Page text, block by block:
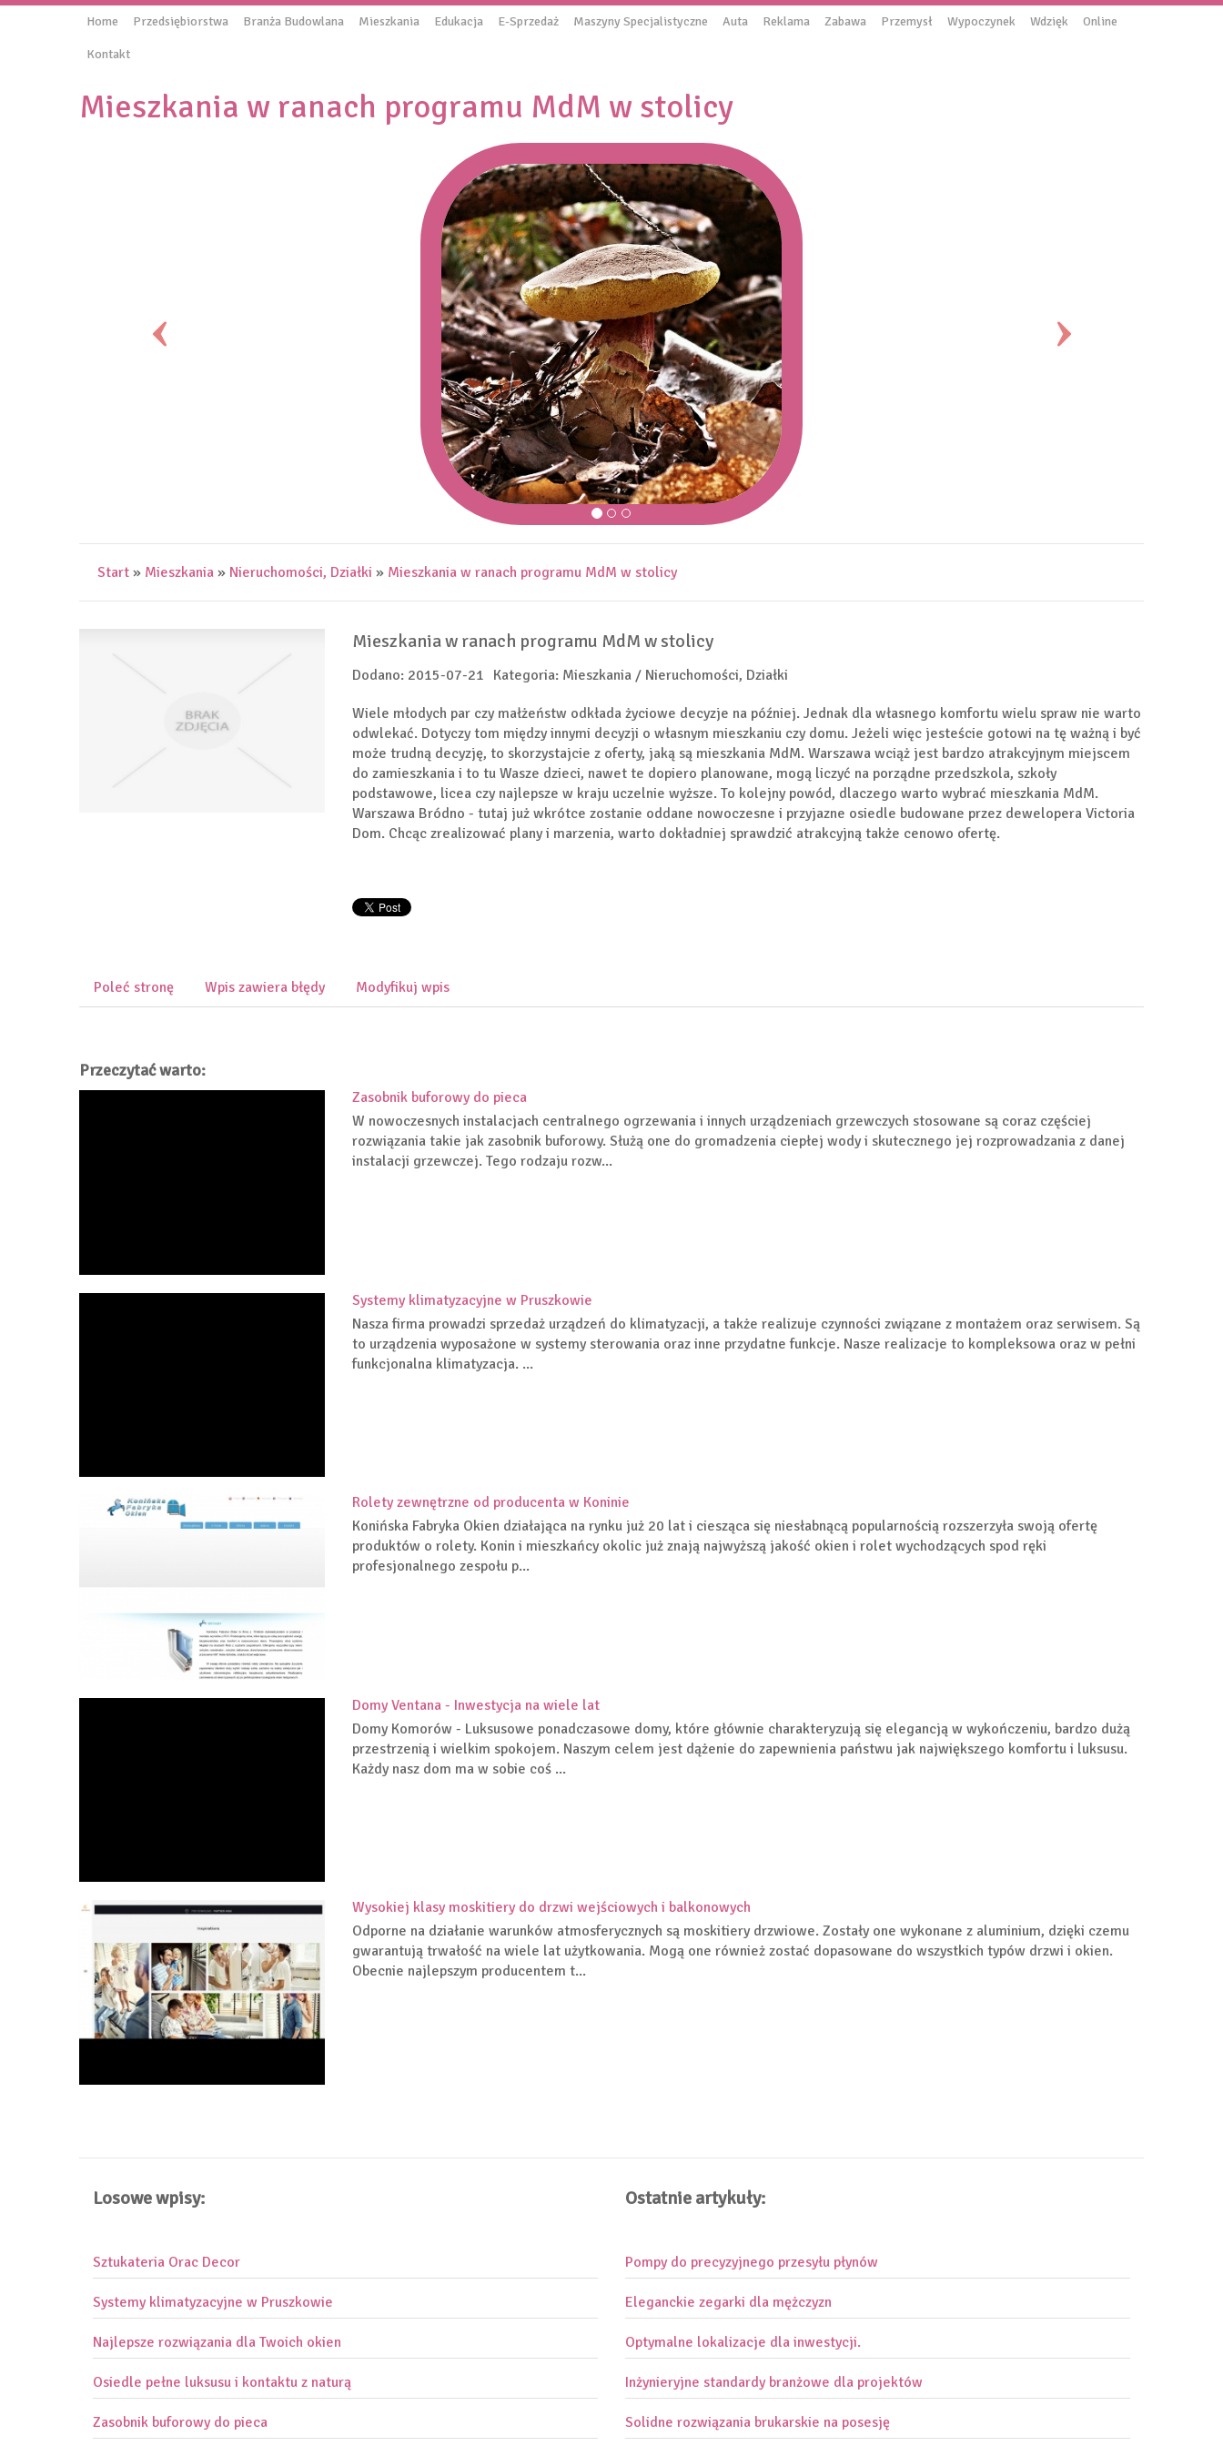
Home Przedsiębiorstwa Branża Budowlana Mieszkania Edukacja E-Sprzedaż Maszyny Specjalistyczne Auta Reklama Zabawa Przemysł Wypoczynek Wdzięk Online
Kontakt
Mieszkania w ranach programu MdM w stolicy
Start » Mieszkania » Nieruchomości, Działki » Mieszkania w ranach programu MdM w stolicy
Mieszkania w ranach programu MdM w stolicy
Dodano: 2015-07-21 Kategoria: Mieszkania / Nieruchomości, Działki
Wiele młodych par czy małżeństw odkłada życiowe decyzje na później. Jednak dla własnego komfortu wielu spraw nie warto
odwlekać. Dotyczy tom między innymi decyzji o własnym mieszkaniu czy domu. Jeżeli więc jesteście gotowi na tę ważną i być
może trudną decyzję, to skorzystajcie z oferty, jaką są mieszkania MdM. Warszawa wciąż jest bardzo atrakcyjnym miejscem
do zamieszkania i to tu Wasze dzieci, nawet te dopiero planowane, mogą liczyć na porządne przedszkola, szkoły
podstawowe, licea czy najlepsze w kraju uczelnie wyższe. To kolejny powód, dlaczego warto wybrać mieszkania MdM.
Warszawa Bródno - tutaj już wkrótce zostanie oddane nowoczesne i przyjazne osiedle budowane przez dewelopera Victoria
Dom. Chcąc zrealizować plany i marzenia, warto dokładniej sprawdzić atrakcyjną także cenowo ofertę.
Poleć stronę Wpis zawiera błędy Modyfikuj wpis
Przeczytać warto:
Zasobnik buforowy do pieca
W nowoczesnych instalacjach centralnego ogrzewania i innych urządzeniach grzewczych stosowane są coraz częściej
rozwiązania takie jak zasobnik buforowy. Służą one do gromadzenia ciepłej wody i skutecznego jej rozprowadzania z danej
instalacji grzewczej. Tego rodzaju rozw...
Systemy klimatyzacyjne w Pruszkowie
Nasza firma prowadzi sprzedaż urządzeń do klimatyzacji, a także realizuje czynności związane z montażem oraz serwisem. Są
to urządzenia wyposażone w systemy sterowania oraz inne przydatne funkcje. Nasze realizacje to kompleksowa oraz w pełni
funkcjonalna klimatyzacja. ...
Rolety zewnętrzne od producenta w Koninie
Konińska Fabryka Okien działająca na rynku już 20 lat i ciesząca się niesłabnącą popularnością rozszerzyła swoją ofertę
produktów o rolety. Konin i mieszkańcy okolic już znają najwyższą jakość okien i rolet wychodzących spod ręki
profesjonalnego zespołu p...
Domy Ventana - Inwestycja na wiele lat
Domy Komorów - Luksusowe ponadczasowe domy, które głównie charakteryzują się elegancją w wykończeniu, bardzo dużą
przestrzenią i wielkim spokojem. Naszym celem jest dążenie do zapewnienia państwu jak największego komfortu i luksusu.
Każdy nasz dom ma w sobie coś ...
Wysokiej klasy moskitiery do drzwi wejściowych i balkonowych
Odporne na działanie warunków atmosferycznych są moskitiery drzwiowe. Zostały one wykonane z aluminium, dzięki czemu
gwarantują trwałość na wiele lat użytkowania. Mogą one również zostać dopasowane do wszystkich typów drzwi i okien.
Obecnie najlepszym producentem t...
Losowe wpisy:
Sztukateria Orac Decor
Systemy klimatyzacyjne w Pruszkowie
Najlepsze rozwiązania dla Twoich okien
Osiedle pełne luksusu i kontaktu z naturą
Zasobnik buforowy do pieca
Ostatnie artykuły:
Pompy do precyzyjnego przesyłu płynów
Eleganckie zegarki dla mężczyzn
Optymalne lokalizacje dla inwestycji.
Inżynieryjne standardy branżowe dla projektów
Solidne rozwiązania brukarskie na posesję